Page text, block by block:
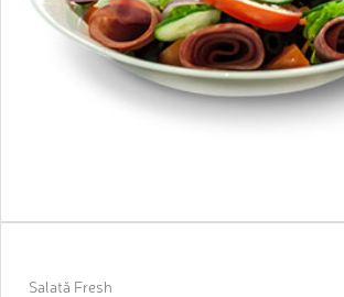
Salată Fresh